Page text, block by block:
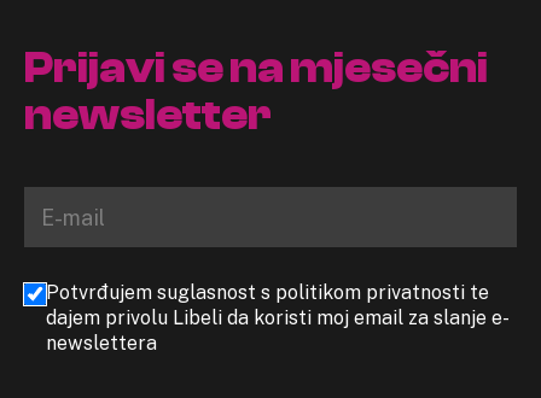
Prijavi se na mjesečni
newsletter
Potvrđujem suglasnost s politikom privatnosti te
dajem privolu Libeli da koristi moj email za slanje e-
newslettera